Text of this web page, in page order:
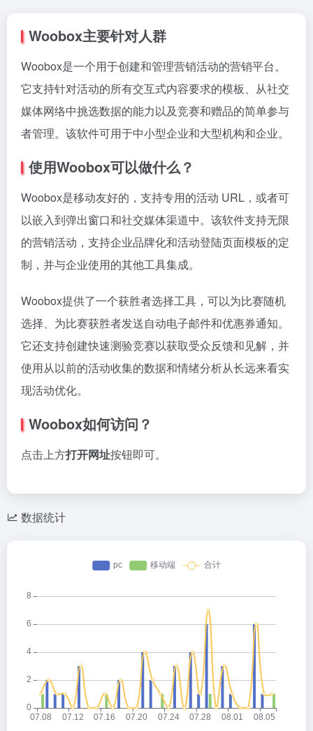
Woobox主要针对人群
Woobox是一个用于创建和管理营销活动的营销平台。
它支持针对活动的所有交互式内容要求的模板、从社交
媒体网络中挑选数据的能力以及竞赛和赠品的简单参与
者管理。该软件可用于中小型企业和大型机构和企业。
使用Woobox可以做什么？
Woobox是移动友好的，支持专用的活动 URL，或者可
以嵌入到弹出窗口和社交媒体渠道中。该软件支持无限
的营销活动，支持企业品牌化和活动登陆页面模板的定
制，并与企业使用的其他工具集成。
Woobox提供了一个获胜者选择工具，可以为比赛随机
选择、为比赛获胜者发送自动电子邮件和优惠券通知。
它还支持创建快速测验竞赛以获取受众反馈和见解，并
使用从以前的活动收集的数据和情绪分析从长远来看实
现活动优化。
Woobox如何访问？
点击上方打开网址按钮即可。
数据统计